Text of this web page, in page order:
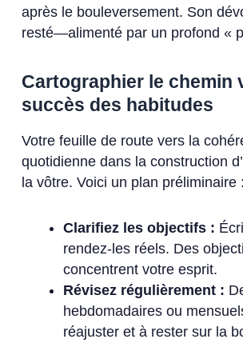
après le bouleversement. Son
resté—alimenté par un profond «
Cartographier le chemin
succès des habitudes
Votre feuille de route vers la
quotidienne dans la construction
la vôtre. Voici un plan préliminaire :
Clarifiez les objectifs :
rendez-les réels. Des
concentrent votre esprit.
Révisez régulièrement :
hebdomadaires ou
réajuster et à rester sur la